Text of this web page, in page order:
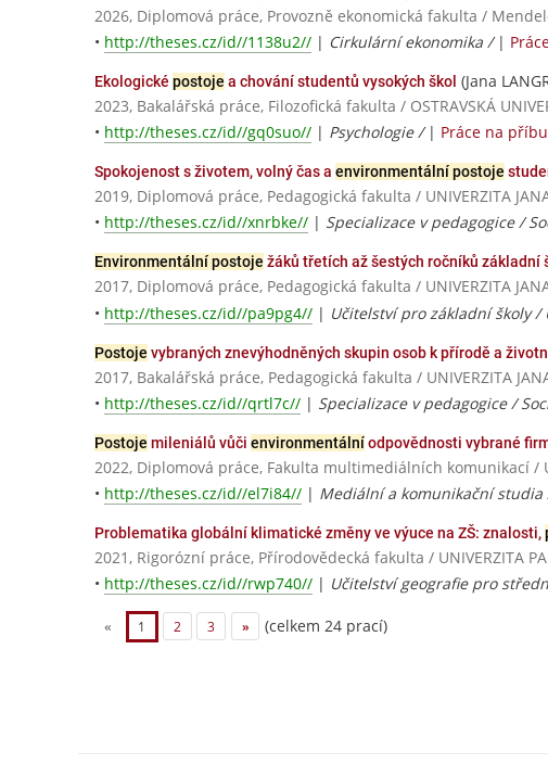
2026, Diplomová práce, Provozně ekonomická fakulta /
• http://theses.cz/id//1138u2// | Cirkulární ekonomika / |
Ekologické postoje a chování studentů vysokých škol (Jana
2023, Bakalářská práce, Filozofická fakulta / OSTRAVSKÁ
• http://theses.cz/id//gq0suo// | Psychologie / | Práce na
Spokojenost s životem, volný čas a environmentální postoje
2019, Diplomová práce, Pedagogická fakulta / UNIVERZITA JANA
• http://theses.cz/id//xnrbke// | Specializace v pedagogice /
Environmentální postoje žáků třetích až šestých ročníků základní
2017, Diplomová práce, Pedagogická fakulta / UNIVERZITA JANA
• http://theses.cz/id//pa9pg4// | Učitelství pro základní školy
Postoje vybraných znevýhodněných skupin osob k přírodě a
2017, Bakalářská práce, Pedagogická fakulta / UNIVERZITA
• http://theses.cz/id//qrtl7c// | Specializace v pedagogice /
Postoje mileniálů vůči environmentálníodpovědnosti vybrané
2022, Diplomová práce, Fakulta multimediálních komunikací /
• http://theses.cz/id//el7i84// | Mediální a komunikační
Problematika globální klimatické změny ve výuce na ZŠ: znalosti,
2021, Rigorózní práce, Přírodovědecká fakulta / UNIVERZITA
• http://theses.cz/id//rwp740// | Učitelství geografie pro
« 1 2 3 » (celkem 24 prací)